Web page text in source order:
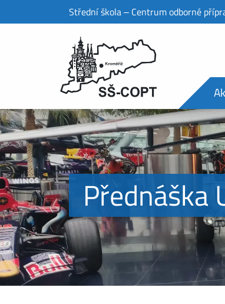
Střední škola ‒ Centrum odborné
Přednáška